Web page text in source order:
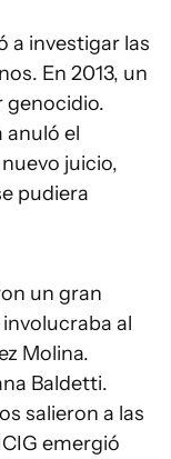
a investigar las
En 2013, un
genocidio.
anuló el
juicio,
pudiera
un gran
al
Molina.
Baldetti.
salieron a las
emergió